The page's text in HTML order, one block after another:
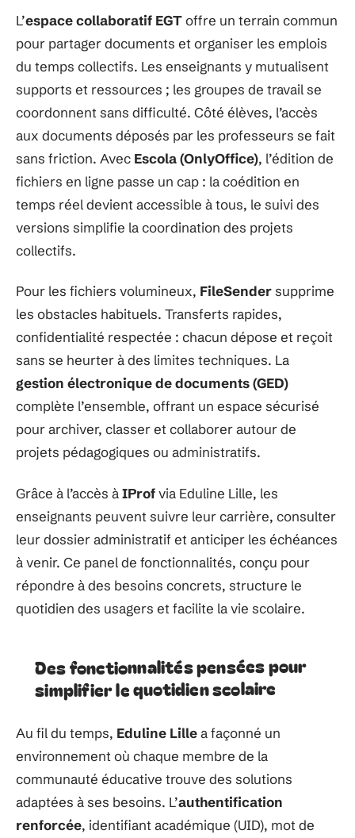
L’espace collaboratif EGToffre un terrain commun
pour partager documents et organiser les emplois
du temps collectifs. Les enseignants y mutualisent
supports et ressources ; les groupes de travail se
coordonnent sans difficulté. Côté élèves, l’accès
aux documents déposés par les professeurs se fait
sans friction. Avec Escola (OnlyOffice), l’édition de
fichiers en ligne passe un cap : la coédition en
temps réel devient accessible à tous, le suivi des
versions simplifie la coordination des projets
collectifs.
Pour les fichiers volumineux, FileSendersupprime
les obstacles habituels. Transferts rapides,
confidentialité respectée : chacun dépose et reçoit
sans se heurter à des limites techniques. La
gestion électronique de documents (GED)
complète l’ensemble, offrant un espace sécurisé
pour archiver, classer et collaborer autour de
projets pédagogiques ou administratifs.
Grâce à l’accès àIProfvia Eduline Lille, les
enseignants peuvent suivre leur carrière, consulter
leur dossier administratif et anticiper les échéances
à venir. Ce panel de fonctionnalités, conçu pour
répondre à des besoins concrets, structure le
quotidien des usagers et facilite la vie scolaire.
Des fonctionnalités pensées pour
simplifier le quotidien scolaire
Au fil du temps, Eduline Lillea façonné un
environnement où chaque membre de la
communauté éducative trouve des solutions
adaptées à ses besoins. L’authentification
renforcée, identifiant académique (UID), mot de